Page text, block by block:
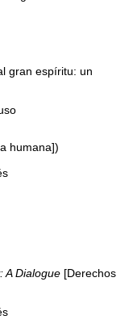
gran espíritu: un
humana])
A Dialogue [Derechos